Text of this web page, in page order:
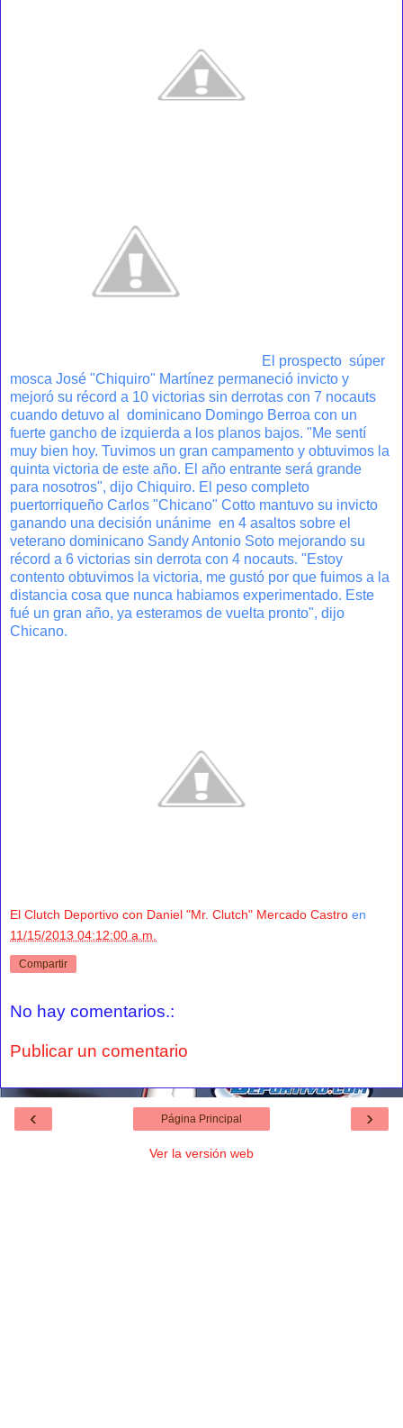
El prospecto súper
mosca José "Chiquiro" Martínez permaneció invicto y
mejoró su récord a 10 victorias sin derrotas con 7 nocauts
cuando detuvo al dominicano Domingo Berroa con un
fuerte gancho de izquierda a los planos bajos. "Me sentí
muy bien hoy. Tuvimos un gran campamento y obtuvimos la
quinta victoria de este año. El año entrante será grande
para nosotros", dijo Chiquiro. El peso completo
puertorriqueño Carlos "Chicano" Cotto mantuvo su invicto
ganando una decisión unánime en 4 asaltos sobre el
veterano dominicano Sandy Antonio Soto mejorando su
récord a 6 victorias sin derrota con 4 nocauts. "Estoy
contento obtuvimos la victoria, me gustó por que fuimos a la
distancia cosa que nunca habiamos experimentado. Este
fué un gran año, ya esteramos de vuelta pronto", dijo
Chicano.
El Clutch Deportivo con Daniel "Mr. Clutch" Mercado Castro en
11/15/2013 04:12:00 a.m.
Compartir
No hay comentarios.:
Publicar un comentario
‹ ›
Página Principal
Ver la versión web